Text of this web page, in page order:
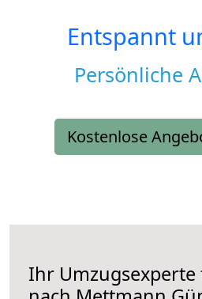
Entspannt
Persönliche
Kostenlose
Ihr